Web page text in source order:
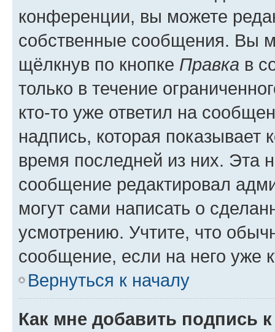
конференции, вы можете
собственные сообщения. Вы
щёлкнув по кнопке Правка в
только в течение
кто-то уже ответил на
надпись, которая показывает
время последней из них. Эта
сообщение редактировал
могут сами написать о
усмотрению. Учтите, что
сообщение, если на него уже
Вернуться к началу
Как мне добавить подпись